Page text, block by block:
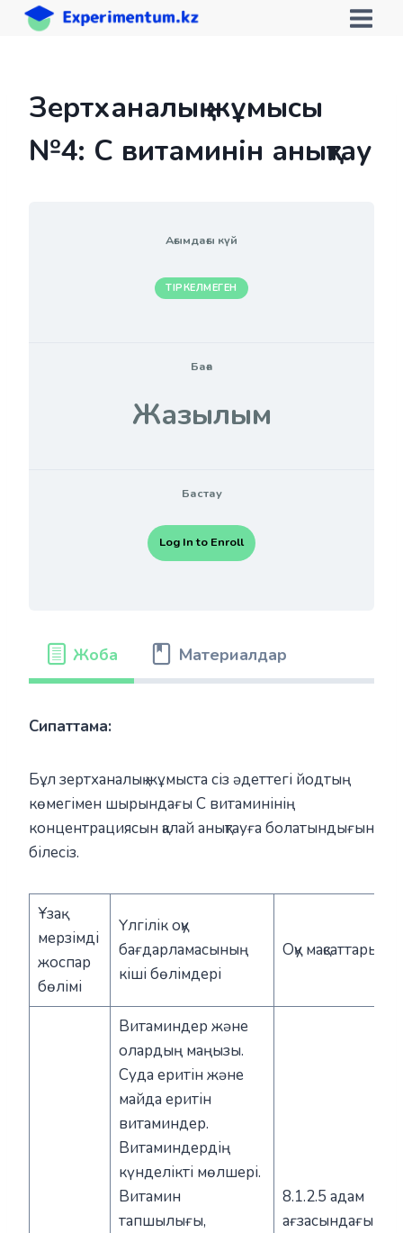
Skip
Зертханалық жұмысы
№4: С витаминін анықтау
Ағымдағы күй
ТІРКЕЛМЕГЕН
Баға
Жазылым
Бастау
Log In to Enroll
Жоба Материалдар
Сипаттама:
Бұл зертханалық жұмыста сіз әдеттегі йодтың
көмегімен шырындағы С витаминінің
концентрациясын қалай анықтауға болатындығын
білесіз.
Ұзақ
мерзімді
жоспар
бөлімі
Үлгілік оқу
бағдарламасының
кіші бөлімдері
Оқу мақсаттары
Витаминдер және
олардың маңызы.
Суда еритін және
майда еритін
витаминдер.
Витаминдердің
күнделікті мөлшері.
Витамин
тапшылығы,
8.1.2.5 адам
ағзасындағы